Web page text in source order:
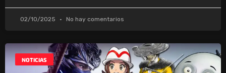
02/10/2025 No hay comentarios
NOTICIAS